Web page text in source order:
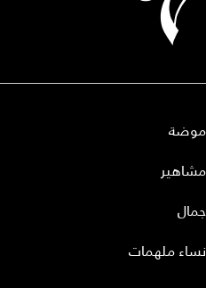
موضة
مشاهير
جمال
نساء ملهمات